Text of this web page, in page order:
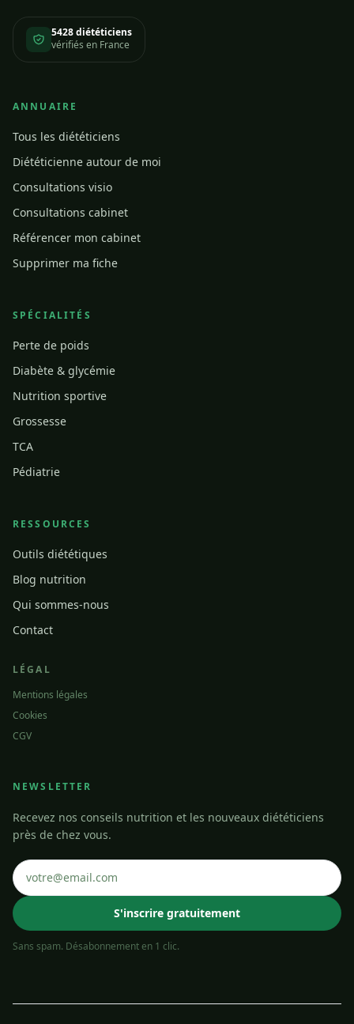
5428 diététiciens
vérifiés en France
ANNUAIRE
Tous les diététiciens
Diététicienne autour de moi
Consultations visio
Consultations cabinet
Référencer mon cabinet
Supprimer ma fiche
SPÉCIALITÉS
Perte de poids
Diabète & glycémie
Nutrition sportive
Grossesse
TCA
Pédiatrie
RESSOURCES
Outils diététiques
Blog nutrition
Qui sommes-nous
Contact
LÉGAL
Mentions légales
Cookies
CGV
NEWSLETTER
Recevez nos conseils nutrition et les nouveaux diététiciens
près de chez vous.
S'inscrire gratuitement
Sans spam. Désabonnement en 1 clic.